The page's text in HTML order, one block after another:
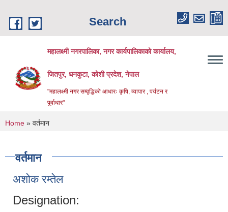
Search
महालक्ष्मी नगरपालिका, नगर कार्यपालिकाको कार्यालय,
जितपुर, धनकुटा, कोशी प्रदेश, नेपाल
"महालक्ष्मी नगर सम्वृद्धिको आधारः कृषि, व्यापार , पर्यटन र
पूर्वाधार"
You are here
Home » वर्तमान
वर्तमान
अशोक रम्तेल
Designation: